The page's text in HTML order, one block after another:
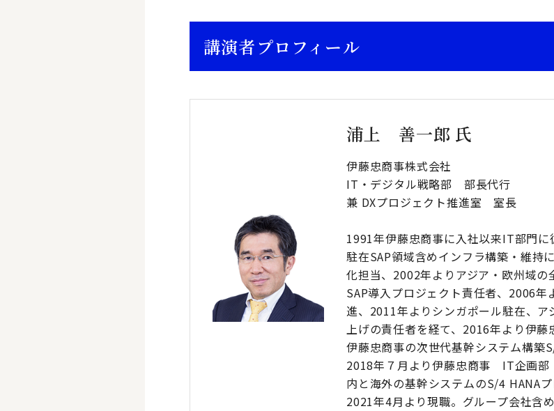
講演者プロフィール
浦上 善一郎 氏
伊藤忠商事株式会社
IT・デジタル戦略部 部長代行
兼 DXプロジェクト推進室 室長
1991年伊藤忠商事に入社以来IT部門
駐在SAP領域含めインフラ構築・維持
化担当、2002年よりアジア・欧州域
SAP導入プロジェクト責任者、2006
進、2011年よりシンガポール駐在、
上げの責任者を経て、2016年より伊藤
伊藤忠商事の次世代基幹システム構築
2018年７月より伊藤忠商事 IT企画
内と海外の基幹システムのS/4 HANA
2021年4月より現職。グループ会社含